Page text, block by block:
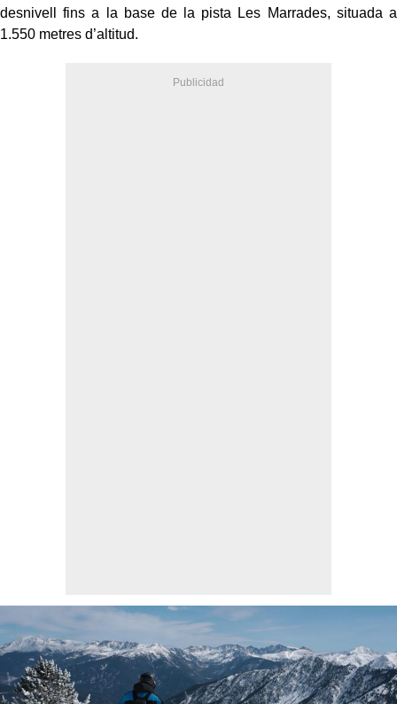
desnivell fins a la base de la pista Les Marrades, situada a
1.550 metres d’altitud.